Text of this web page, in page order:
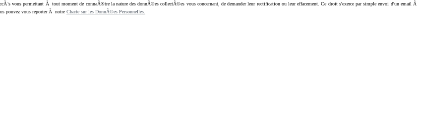
vous permettant Ã tout moment de connaÃ®tre la nature des donnÃ©es collectÃ©es vous concernant, de demander leur rectification ou leur effacement. Ce droit s'exerce par simple envoi d'un email Ã
pouvez vous reporter Ã notre Charte sur les DonnÃ©es Personnelles.